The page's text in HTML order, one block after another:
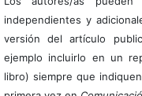
independientes y
versión del artículo
ejemplo incluirlo en un
libro) siempre que